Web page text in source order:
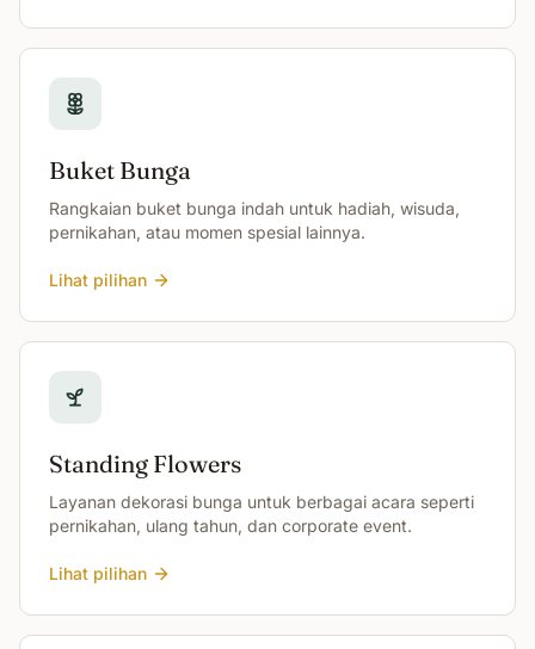
Buket Bunga
Rangkaian buket bunga indah untuk hadiah, wisuda,
pernikahan, atau momen spesial lainnya.
Lihat pilihan
Standing Flowers
Layanan dekorasi bunga untuk berbagai acara seperti
pernikahan, ulang tahun, dan corporate event.
Lihat pilihan